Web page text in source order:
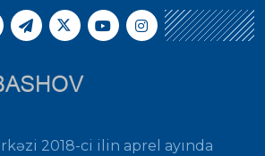
2018-ci ilin aprel ayında